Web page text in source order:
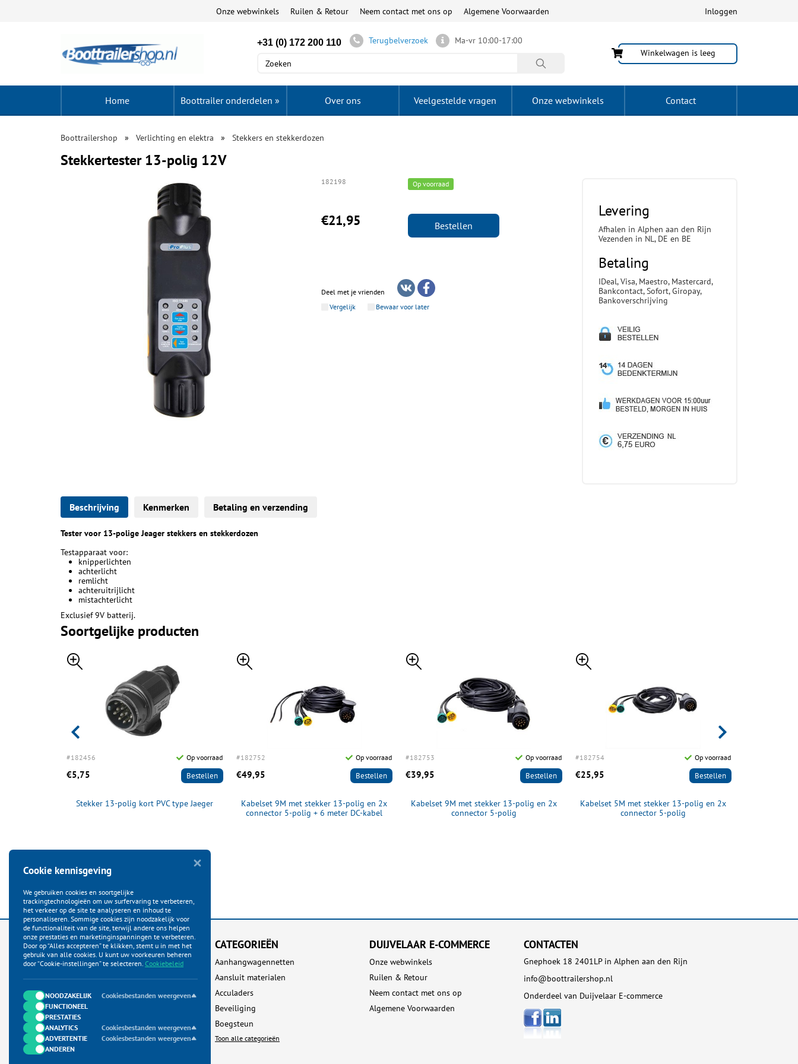
Inloggen
Onze webwinkels Ruilen & Retour Neem contact met ons op Algemene Voorwaarden
+31 (0) 172 200 110 Terugbelverzoek
Ma-vr 10:00-17:00
Winkelwagen is leeg
Home Boottrailer onderdelen » Over ons Veelgestelde vragen Onze webwinkels Contact
Boottrailershop Verlichting en elektra Stekkers en stekkerdozen
Stekkertester 13-polig 12V
182198 Op voorraad
€21,95 Bestellen
Deel met je vrienden
Vergelijk
Bewaar voor later
Levering
Afhalen in Alphen aan den Rijn
Vezenden in NL, DE en BE
Betaling
IDeal, Visa, Maestro, Mastercard,
Bankcontact, Sofort, Giropay,
Bankoverschrijving
Beschrijving Kenmerken Betaling en verzending
Tester voor 13-polige Jeager stekkers en stekkerdozen
Testapparaat voor:
knipperlichten
achterlicht
remlicht
achteruitrijlicht
mistachterlicht
Exclusief 9V batterij.
Soortgelijke producten
#182456 Op voorraad
€5,75 Bestellen
Stekker 13-polig kort PVC type Jaeger
#182752 Op voorraad
€49,95 Bestellen
Kabelset 9M met stekker 13-polig en 2x
connector 5-polig + 6 meter DC-kabel
#182753 Op voorraad
€39,95 Bestellen
Kabelset 9M met stekker 13-polig en 2x
connector 5-polig
#182754 Op voorraad
€25,95 Bestellen
Kabelset 5M met stekker 13-polig en 2x
connector 5-polig
KLANTENSERVICE
Startpagina
Bestellen
Betalen
Verzenden
Ruilen & Retour
Garantie & Klachten
Neem contact met ons op
CATEGORIEËN
Aanhangwagennetten
Aansluit materialen
Acculaders
Beveiliging
Boegsteun
Toon alle categorieën
DUIJVELAAR E-COMMERCE
Onze webwinkels
Ruilen & Retour
Neem contact met ons op
Algemene Voorwaarden
CONTACTEN
Gnephoek 18 2401LP in Alphen aan den Rijn
info@boottrailershop.nl
Onderdeel van Duijvelaar E-commerce
Cookie kennisgeving
We gebruiken cookies en soortgelijke
trackingtechnologieën om uw surfervaring te verbeteren,
het verkeer op de site te analyseren en inhoud te
personaliseren. Sommige cookies zijn noodzakelijk voor
de functionaliteit van de site, terwijl andere ons helpen
onze prestaties en marketinginspanningen te verbeteren.
Door op “Alles accepteren” te klikken, stemt u in met het
gebruik van alle cookies. U kunt uw voorkeuren beheren
door “Cookie-instellingen” te selecteren. Cookiebeleid
NOODZAKELIJK
Cookiesbestanden weergeven
FUNCTIONEEL
PRESTATIES
ANALYTICS
Cookiesbestanden weergeven
ADVERTENTIE
Cookiesbestanden weergeven
ANDEREN